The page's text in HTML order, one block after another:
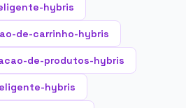
hybris
de-carrinho-hybris
de-produtos-hybris
hybris